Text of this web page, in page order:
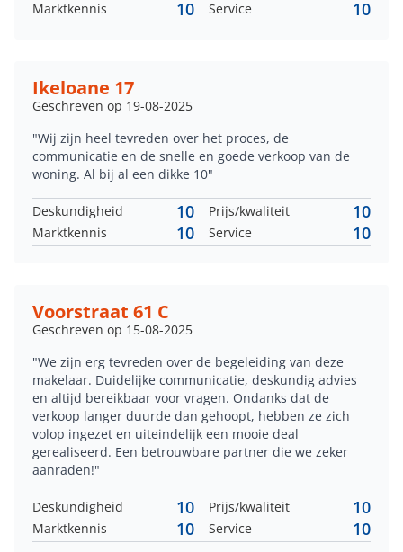
Marktkennis 10 Service 10
Ikeloane 17
Geschreven op 19-08-2025
"Wij zijn heel tevreden over het proces, de
communicatie en de snelle en goede verkoop van de
woning. Al bij al een dikke 10"
Deskundigheid 10 Prijs/kwaliteit 10
Marktkennis 10 Service 10
Voorstraat 61 C
Geschreven op 15-08-2025
"We zijn erg tevreden over de begeleiding van deze
makelaar. Duidelijke communicatie, deskundig advies
en altijd bereikbaar voor vragen. Ondanks dat de
verkoop langer duurde dan gehoopt, hebben ze zich
volop ingezet en uiteindelijk een mooie deal
gerealiseerd. Een betrouwbare partner die we zeker
aanraden!"
Deskundigheid 10 Prijs/kwaliteit 10
Marktkennis 10 Service 10